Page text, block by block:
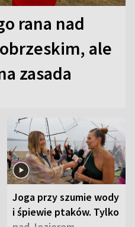
rana nad
ale
zasada
Joga przy szumie wody
i śpiewie ptaków. Tylko